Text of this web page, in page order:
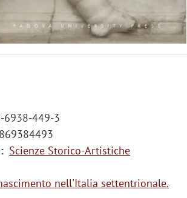
6938-449-3
Scienze Storico-Artistiche
nell'Italia settentrionale.